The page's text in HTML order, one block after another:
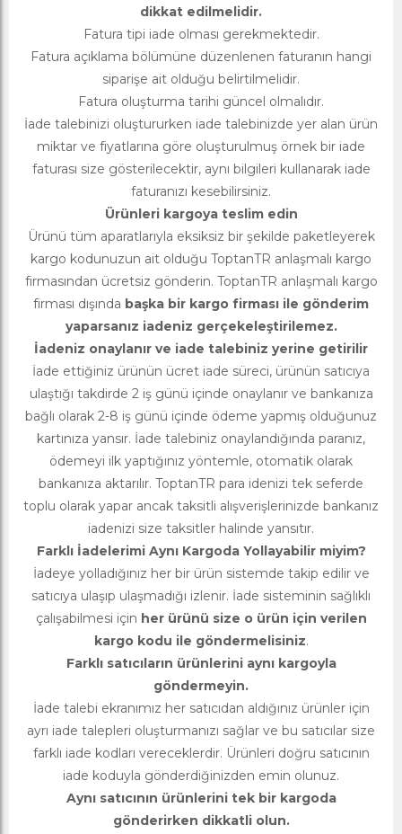
dikkat edilmelidir.
Fatura tipi iade olması gerekmektedir.
Fatura açıklama bölümüne düzenlenen faturanın hangi
siparişe ait olduğu belirtilmelidir.
Fatura oluşturma tarihi güncel olmalıdır.
İade talebinizi oluştururken iade talebinizde yer alan ürün
miktar ve fiyatlarına göre oluşturulmuş örnek bir iade
faturası size gösterilecektir, aynı bilgileri kullanarak iade
faturanızı kesebilirsiniz.
Ürünleri kargoya teslim edin
Ürünü tüm aparatlarıyla eksiksiz bir şekilde paketleyerek
kargo kodunuzun ait olduğu ToptanTR anlaşmalı kargo
firmasından ücretsiz gönderin. ToptanTR anlaşmalı kargo
firması dışında başka bir kargo firması ile gönderim
yaparsanız iadeniz gerçekeleştirilemez.
İadeniz onaylanır ve iade talebiniz yerine getirilir
İade ettiğiniz ürünün ücret iade süreci, ürünün satıcıya
ulaştığı takdirde 2 iş günü içinde onaylanır ve bankanıza
bağlı olarak 2-8 iş günü içinde ödeme yapmış olduğunuz
kartınıza yansır. İade talebiniz onaylandığında paranız,
ödemeyi ilk yaptığınız yöntemle, otomatik olarak
bankanıza aktarılır. ToptanTR para idenizi tek seferde
toplu olarak yapar ancak taksitli alışverişlerinizde bankanız
iadenizi size taksitler halinde yansıtır.
Farklı İadelerimi Aynı Kargoda Yollayabilir miyim?
İadeye yolladığınız her bir ürün sistemde takip edilir ve
satıcıya ulaşıp ulaşmadığı izlenir. İade sisteminin sağlıklı
çalışabilmesi için her ürünü size o ürün için verilen
kargo kodu ile göndermelisiniz.
Farklı satıcıların ürünlerini aynı kargoyla
göndermeyin.
İade talebi ekranımız her satıcıdan aldığınız ürünler için
ayrı iade talepleri oluşturmanızı sağlar ve bu satıcılar size
farklı iade kodları vereceklerdir. Ürünleri doğru satıcının
iade koduyla gönderdiğinizden emin olunuz.
Aynı satıcının ürünlerini tek bir kargoda
gönderirken dikkatli olun.